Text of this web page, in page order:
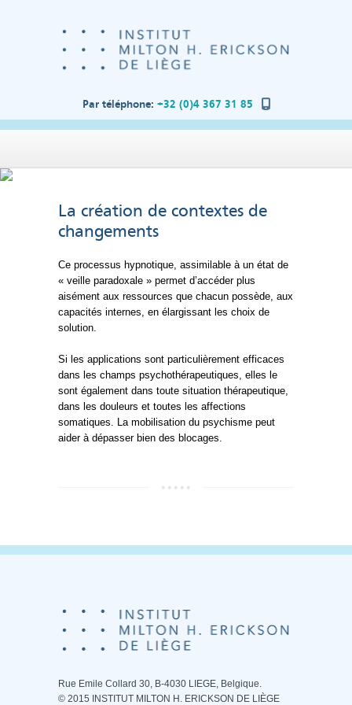
Par téléphone: +32 (0)4 367 31 85
La création de contextes de
changements
Ce processus hypnotique, assimilable à un état de
« veille paradoxale » permet d’accéder plus
aisément aux ressources que chacun possède, aux
capacités internes, en élargissant les choix de
solution.
Si les applications sont particulièrement efficaces
dans les champs psychothérapeutiques, elles le
sont également dans toute situation thérapeutique,
dans les douleurs et toutes les affections
somatiques. La mobilisation du psychisme peut
aider à dépasser bien des blocages.
Rue Emile Collard 30, B-4030 LIEGE, Belgique.
© 2015 INSTITUT MILTON H. ERICKSON DE LIÈGE